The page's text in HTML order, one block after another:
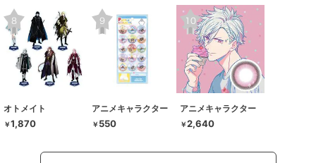
オトメイト
￥1,870
アニメキャラクター
￥ 550
アニメキャラクター
￥2,640